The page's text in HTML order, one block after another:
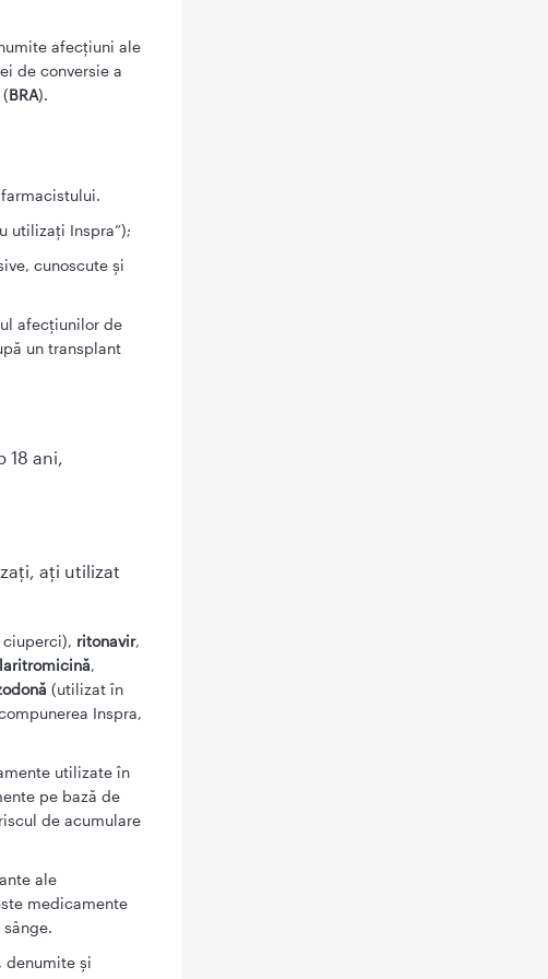
afecţiuni ale
de conversie a
BRA).
utilizaţi Inspra”);
cunoscute şi
afecţiunilor de
un transplant
ani,
aţi utilizat
ritonavir,
,
(utilizat în
Inspra,
utilizate în
pe bază de
de acumulare
ale
medicamente
denumite şi